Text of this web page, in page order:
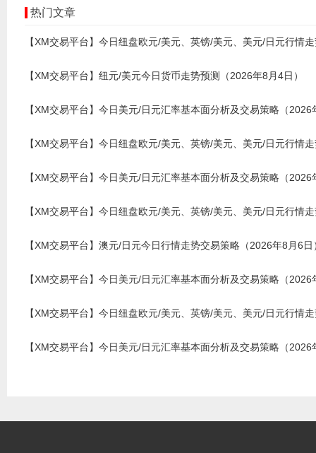
热门文章
【XM交易平台】今日纽盘欧元/美元、英镑/美元、美元/日元行情
【XM交易平台】纽元/美元今日货币走势预测（2026年8月4日）
【XM交易平台】今日美元/日元汇率基本面分析及交易策略（2026
【XM交易平台】今日纽盘欧元/美元、英镑/美元、美元/日元行情
【XM交易平台】今日美元/日元汇率基本面分析及交易策略（2026
【XM交易平台】今日纽盘欧元/美元、英镑/美元、美元/日元行情
【XM交易平台】澳元/日元今日行情走势交易策略（2026年8月6日
【XM交易平台】今日美元/日元汇率基本面分析及交易策略（2026
【XM交易平台】今日纽盘欧元/美元、英镑/美元、美元/日元行情
【XM交易平台】今日美元/日元汇率基本面分析及交易策略（2026